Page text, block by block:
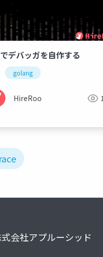
デバッガを自作する
golang
HireRoo
会社アプルーシッド